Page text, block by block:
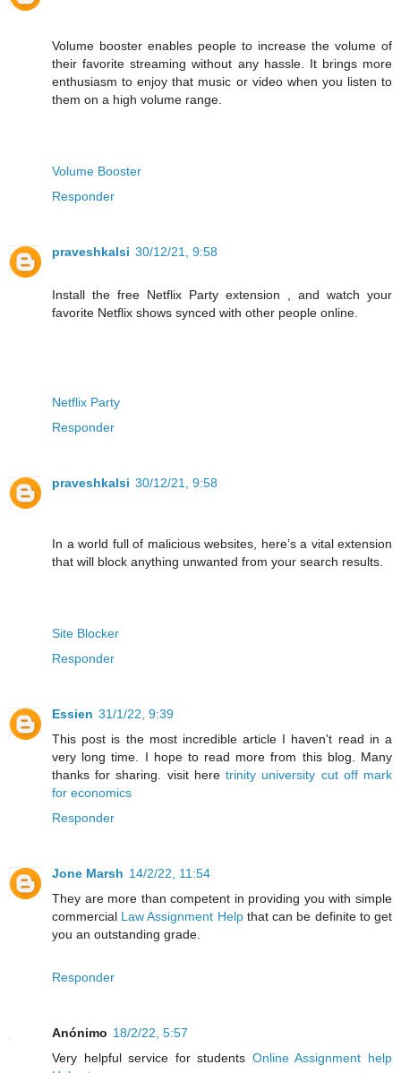
Volume booster enables people to increase the volume of
their favorite streaming without any hassle. It brings more
enthusiasm to enjoy that music or video when you listen to
them on a high volume range.
Volume Booster
Responder
praveshkalsi 30/12/21, 9:58
Install the free Netflix Party extension , and watch your
favorite Netflix shows synced with other people online.
Netflix Party
Responder
praveshkalsi 30/12/21, 9:58
In a world full of malicious websites, here’s a vital extension
that will block anything unwanted from your search results.
Site Blocker
Responder
Essien 31/1/22, 9:39
This post is the most incredible article I haven't read in a
very long time. I hope to read more from this blog. Many
thanks for sharing. visit heretrinity university cut off mark
for economics
Responder
Jone Marsh 14/2/22, 11:54
They are more than competent in providing you with simple
commercial Law Assignment Help that can be definite to get
you an outstanding grade.
Responder
Anónimo 18/2/22, 5:57
Very helpful service for students Online Assignment help